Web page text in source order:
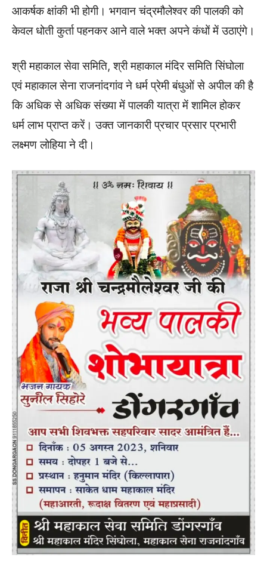
आकर्षक क्षांकी भी होगी। भगवान चंद्रमौलेश्वर की पालकी को
केवल धोती कुर्ता पहनकर आने वाले भक्त अपने कंधों में उठाएंगे।
श्री महाकाल सेवा समिति, श्री महाकाल मंदिर समिति सिंघोला
एवं महाकाल सेना राजनांदगांव ने धर्म प्रेमी बंधुओं से अपील की है
कि अधिक से अधिक संख्या में पालकी यात्रा में शामिल होकर
धर्म लाभ प्राप्त करें। उक्त जानकारी प्रचार प्रसार प्रभारी
लक्ष्मण लोहिया ने दी।